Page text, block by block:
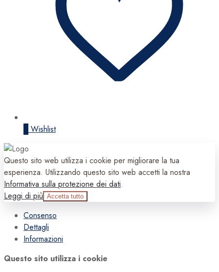
Wishlist
Questo sito web utilizza i cookie per migliorare la tua
esperienza. Utilizzando questo sito web accetti la nostra
Informativa sulla protezione dei dati.
Leggi di più Accetta tutto
Consenso
Dettagli
Informazioni
Questo sito utilizza i cookie